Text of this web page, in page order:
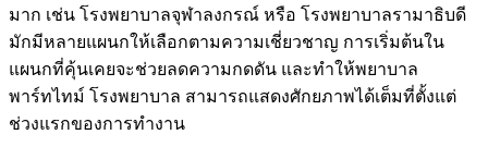
มาก เช่น โรงพยาบาลจุฬาลงกรณ์ หรือ โรงพยาบาลรามาธิบดี
มักมีหลายแผนกให้เลือกตามความเชี่ยวชาญ การเริ่มต้นใน
แผนกที่คุ้นเคยจะช่วยลดความกดดัน และทำให้พยาบาล
พาร์ทไทม์ โรงพยาบาล สามารถแสดงศักยภาพได้เต็มที่ตั้งแต่
ช่วงแรกของการทำงาน